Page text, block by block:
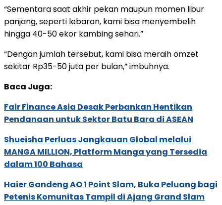
“Sementara saat akhir pekan maupun momen libur
panjang, seperti lebaran, kami bisa menyembelih
hingga 40-50 ekor kambing sehari.”
“Dengan jumlah tersebut, kami bisa meraih omzet
sekitar Rp35-50 juta per bulan,” imbuhnya.
Baca Juga:
Fair Finance Asia Desak Perbankan Hentikan
Pendanaan untuk Sektor Batu Bara di ASEAN
Shueisha Perluas Jangkauan Global melalui
MANGA MILLION, Platform Manga yang Tersedia
dalam 100 Bahasa
Haier Gandeng AO 1 Point Slam, Buka Peluang bagi
Petenis Komunitas Tampil di Ajang Grand Slam